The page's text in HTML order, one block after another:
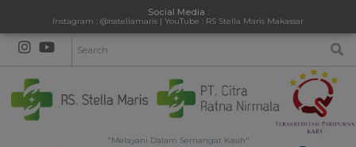
Social Media :
Instagram : @rsstellamaris | YouTube : RS Stella Maris Makassar
"Melayani Dalam Semangat Kasih"